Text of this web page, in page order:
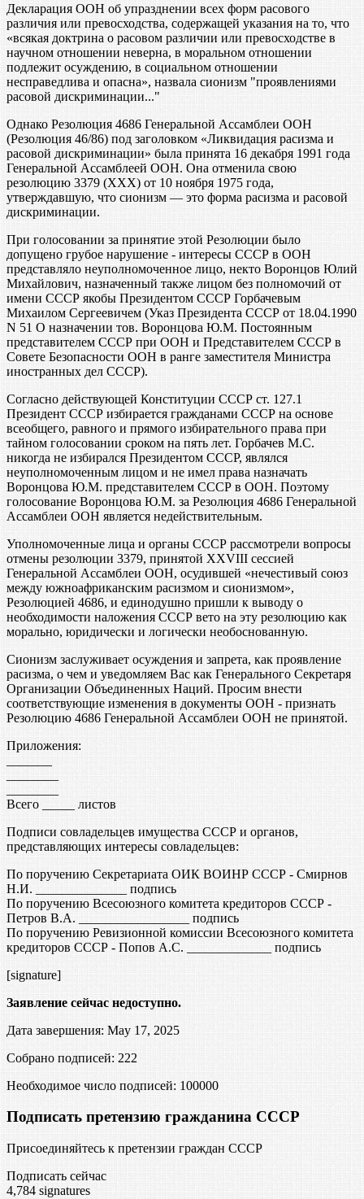
Декларация ООН об упразднении всех форм расового
различия или превосходства, содержащей указания на то, что
«всякая доктрина о расовом различии или превосходстве в
научном отношении неверна, в моральном отношении
подлежит осуждению, в социальном отношении
несправедлива и опасна», назвала сионизм "проявлениями
расовой дискриминации..."
Однако Резолюция 4686 Генеральной Ассамблеи ООН
(Резолюция 46/86) под заголовком «Ликвидация расизма и
расовой дискриминации» была принята 16 декабря 1991 года
Генеральной Ассамблеей ООН. Она отменила свою
резолюцию 3379 (ХХХ) от 10 ноября 1975 года,
утверждавшую, что сионизм — это форма расизма и расовой
дискриминации.
При голосовании за принятие этой Резолюции было
допущено грубое нарушение - интересы СССР в ООН
представляло неуполномоченное лицо, некто Воронцов Юлий
Михайлович, назначенный также лицом без полномочий от
имени СССР якобы Президентом СССР Горбачевым
Михаилом Сергеевичем (Указ Президента СССР от 18.04.1990
N 51 О назначении тов. Воронцова Ю.М. Постоянным
представителем СССР при ООН и Представителем СССР в
Совете Безопасности ООН в ранге заместителя Министра
иностранных дел СССР).
Согласно действующей Конституции СССР ст. 127.1
Президент СССР избирается гражданами СССР на основе
всеобщего, равного и прямого избирательного права при
тайном голосовании сроком на пять лет. Горбачев М.С.
никогда не избирался Президентом СССР, являлся
неуполномоченным лицом и не имел права назначать
Воронцова Ю.М. представителем СССР в ООН. Поэтому
голосование Воронцова Ю.М. за Резолюция 4686 Генеральной
Ассамблеи ООН является недействительным.
Уполномоченные лица и органы СССР рассмотрели вопросы
отмены резолюции 3379, принятой XXVIII сессией
Генеральной Ассамблеи ООН, осудившей «нечестивый союз
между южноафриканским расизмом и сионизмом»,
Резолюцией 4686, и единодушно пришли к выводу о
необходимости наложения СССР вето на эту резолюцию как
морально, юридически и логически необоснованную.
Сионизм заслуживает осуждения и запрета, как проявление
расизма, о чем и уведомляем Вас как Генерального Секретаря
Организации Объединенных Наций. Просим внести
соответствующие изменения в документы ООН - признать
Резолюцию 4686 Генеральной Ассамблеи ООН не принятой.
Приложения:
Всего _____ листов
Подписи совладельцев имущества СССР и органов,
представляющих интересы совладельцев:
По поручению Секретариата ОИК ВОИНР СССР - Смирнов
Н.И. ______________ подпись
По поручению Всесоюзного комитета кредиторов СССР -
Петров В.А. _________________ подпись
По поручению Ревизионной комиссии Всесоюзного комитета
кредиторов СССР - Попов А.С. _____________ подпись
[signature]
Заявление сейчас недоступно.
Дата завершения: May 17, 2025
Собрано подписей: 222
Необходимое число подписей: 100000
Подписать претензию гражданина СССР
Присоединяйтесь к претензии граждан СССР
Подписать сейчас
4,784 signatures